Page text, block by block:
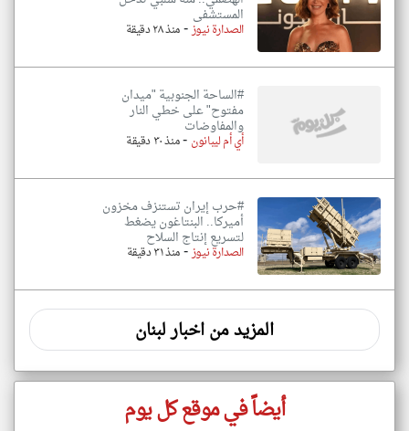
المستشفى
الصدارة نيوز-منذ ٢٨ دقيقة
#الساحة الجنوبية "ميدان
مفتوح" على خطي النار
والمفاوضات
أي أم ليبانون -منذ ٣٠ دقيقة
#حرب إيران تستنزف مخزون
أميركا.. البنتاغون يضغط
لتسريع إنتاج السلاح
الصدارة نيوز-منذ ٣١ دقيقة
المزيد من اخبار لبنان
أيضاً في موقع كل يوم